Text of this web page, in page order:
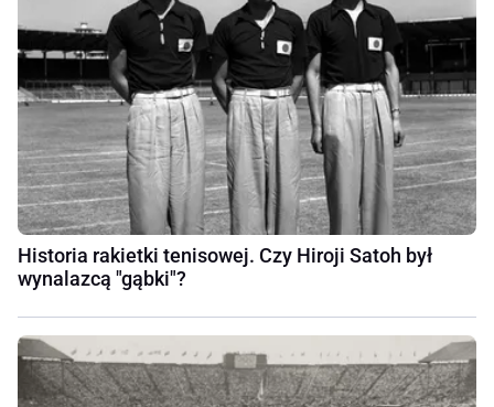
Historia rakietki tenisowej. Czy Hiroji Satoh był
wynalazcą "gąbki"?